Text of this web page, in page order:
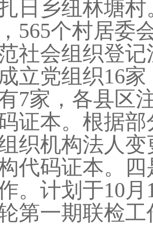
日乡纽林塘
565个村居委
社会组织登
立党组织16家
7家，各县区
证本。根据
织机构法人
代码证本。
。计划于10月
第一期联检工